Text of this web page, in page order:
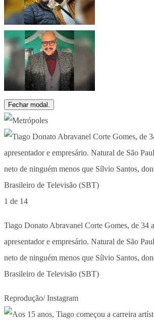
Fechar modal.
1 de 14
Tiago Donato Abravanel Corte Gomes, de 34
apresentador e empresário. Natural de São
neto de ninguém menos que Sílvio Santos,
Brasileiro de Televisão (SBT)
Reprodução/ Instagram